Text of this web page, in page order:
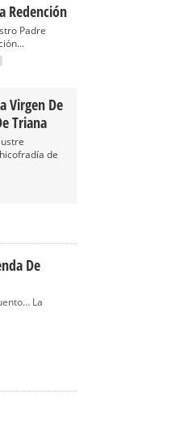
Redención
Padre
Virgen De
Triana
de
De
La